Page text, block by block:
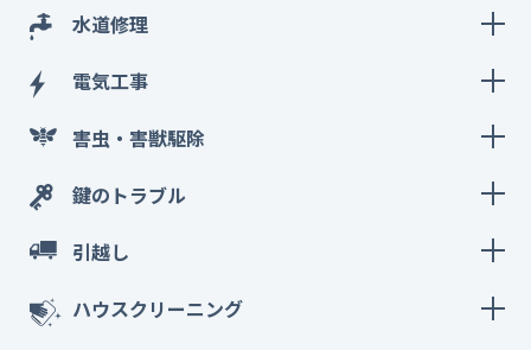
水道修理
電気工事
害虫・害獣駆除
鍵のトラブル
引越し
ハウスクリーニング